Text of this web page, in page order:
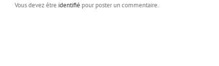
Vous devez être identifié pour poster un commentaire.